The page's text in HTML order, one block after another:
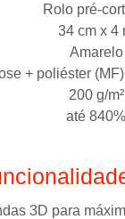
Rolo pré-
34 cm x 4
Amarelo
+ poliéster
200 g/m²
até 840%
3D para